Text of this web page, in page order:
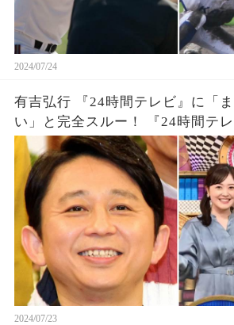
2024/07/24
有吉弘行 『24時間テレビ』に「
い」と完全スルー！ 『24時間テ
りたい理由がこれ！
2024/07/23